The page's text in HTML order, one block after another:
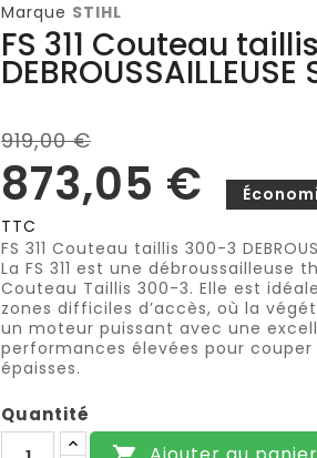
Marque STIHL
FS 311 Couteau
DEBROUSSAILLEUSE
919,00 €
873,05 €
TTC
FS 311 Couteau taillis 300-3
La FS 311 est une débroussailleuse
Couteau Taillis 300-3. Elle est
zones difficiles d’accès, où la
un moteur puissant avec une
performances élevées pour
épaisses.
Quantité